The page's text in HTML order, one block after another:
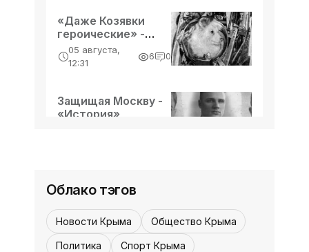
«Даже Козявки
героические» -
«История»
05 августа,
12:31
6 0
Защищая Москву -
«История»
Облако тэгов
Новости Крыма Общество Крыма
Политика Спорт Крыма